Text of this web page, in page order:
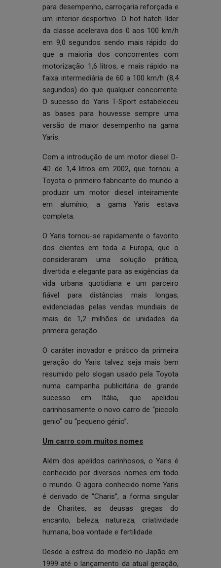
para desempenho, carroçaria reforçada e
um interior desportivo. O hot hatch líder
da classe acelerava dos 0 aos 100 km/h
em 9,0 segundos sendo mais rápido do
que a maioria dos concorrentes com
motorização 1,6 litros, e mais rápido na
faixa intermediária de 60 a 100 km/h (8,4
segundos) do que qualquer concorrente.
O sucesso do Yaris T-Sport estabeleceu
as bases para houvesse sempre uma
versão de maior desempenho na gama
Yaris.
Com a introdução de um motor diesel D-
4D de 1,4 litros em 2002, que tornou a
Toyota o primeiro fabricante do mundo a
produzir um motor diesel inteiramente
em alumínio, a gama Yaris estava
completa.
O Yaris tornou-se rapidamente o favorito
dos clientes em toda a Europa, que o
consideraram uma solução prática,
divertida e elegante para as exigências da
vida urbana quotidiana e um parceiro
fiável para distâncias mais longas,
evidenciadas pelas vendas mundiais de
mais de 1,2 milhões de unidades da
primeira geração.
O caráter inovador e prático da primeira
geração do Yaris talvez seja mais bem
resumido pelo slogan usado pela Toyota
numa campanha publicitária de grande
sucesso em Itália, que apelidou
carinhosamente o novo carro de “piccolo
genio” ou “pequeno génio”.
Um carro com muitos nomes
Além dos apelidos carinhosos, o Yaris é
conhecido por diversos nomes em todo
o mundo. O agora conhecido nome Yaris
é derivado de “Charis”, a forma singular
de Charites, as deusas gregas do
encanto, beleza, natureza, criatividade
humana, boa vontade e fertilidade.
Desde a estreia do modelo no Japão em
1999 até o lançamento da atual geração,